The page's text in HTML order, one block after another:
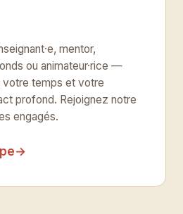
mentor,
ou animateur·rice —
temps et votre
profond. Rejoignez notre
engagés.
→